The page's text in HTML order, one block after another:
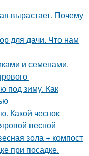
вырастает. Почему
для дачи. Что нам
и семенами.
под зиму. Как
Какой чеснок
весной
зола + компост
при посадке.